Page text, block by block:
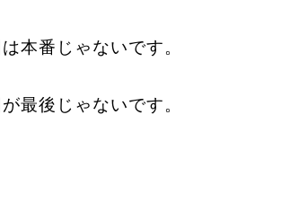
本番じゃないです。
最後じゃないです。